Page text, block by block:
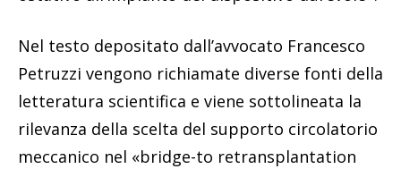
Nel testo depositato dall’avvocato Francesco
Petruzzi vengono richiamate diverse fonti della
letteratura scientifica e viene sottolineata la
rilevanza della scelta del supporto circolatorio
meccanico nel «bridge-to retransplantation